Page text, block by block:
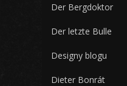
Der Bergdoktor
Der letzte Bulle
Designy blogu
Dieter Bonrát